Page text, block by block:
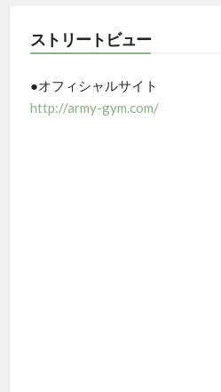
ストリートビュー
●オフィシャルサイト
http://army-gym.com/